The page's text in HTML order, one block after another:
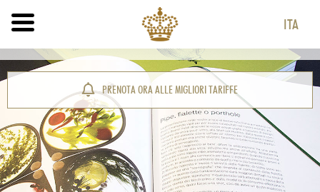
ITA
ENG
PRENOTA ORA ALLE MIGLIORI TARIFFE